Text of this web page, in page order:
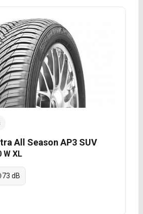
All Season AP3 SUV
W XL
73 dB